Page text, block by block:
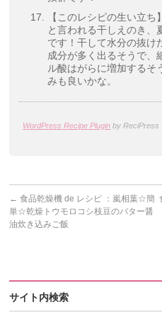
【このレシピの生い立
と言われる干しえのき、
です！干して水分の抜け
成分が多く出るそうで、
ル酸はがらに増加するそ
みも良いかな。
WordPress Recipe Plugin by ReciPress
← 食品乾燥機 de レシピ ：嵐相葉☆簡
単☆乾燥トウモロコシ枝豆のバター醤
油炊き込みご飯
サイト内検索